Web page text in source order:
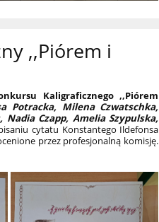
,,Piórem i
Kaligraficznego ,,Piórem
Potracka, Milena Czwatschka,
Czapp, Amelia Szypulska,
cytatu Konstantego Ildefonsa
przez profesjonalną komisję.